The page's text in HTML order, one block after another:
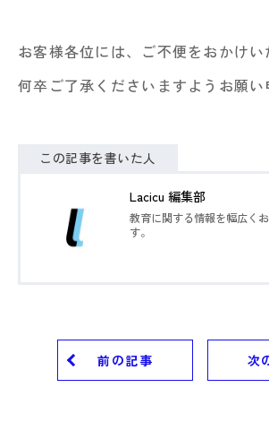
お客様各位には、ご不便をおかけい
何卒ご了承くださいますようお願い
この記事を書いた人
Lacicu 編集部
教育に関する情報を幅広く
す。
前の記事 次